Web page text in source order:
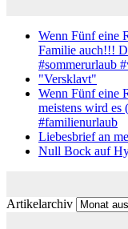
Wenn Fünf eine
Familie auch!!!
#sommerurlaub
"Versklavt"
Wenn Fünf eine
meistens wird es
#familienurlaub
Liebesbrief an
Null Bock auf
Artikelarchiv